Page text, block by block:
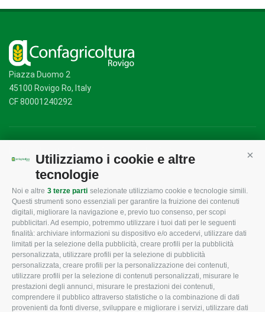
Utilizziamo i cookie e altre
tecnologie
Noi e altre 3 terze parti selezionate utilizziamo cookie e tecnologie simili.
Questi strumenti sono essenziali per garantire la fruizione dei contenuti
digitali, migliorare la navigazione e, previo tuo consenso, per scopi
pubblicitari. Ad esempio, potremmo utilizzare i tuoi dati per le seguenti
finalità: archiviare informazioni su dispositivo e/o accedervi, utilizzare dati
limitati per la selezione della pubblicità, creare profili per la pubblicità
personalizzata, utilizzare profili per la selezione di pubblicità
personalizzata, creare profili per la personalizzazione dei contenuti,
utilizzare profili per la selezione di contenuti personalizzati, misurare le
prestazioni degli annunci, misurare le prestazioni dei contenuti,
comprendere il pubblico attraverso statistiche o la combinazione di dati
provenienti da fonti diverse, sviluppare e migliorare i servizi, utilizzare dati
Piazza Duomo 2
45100 Rovigo Ro, Italy
CF 80001240292
CONFAGRICOLTURA
ROVIGO
L'Associazione
Missione e Progetto
Organigramma aziendale
I Nostri Servizi
Uffici della Sede
CONFAGRICOLTURA
INFORMA
Tecnico
Fiscale
Lavoro
Ambiente
Associazione